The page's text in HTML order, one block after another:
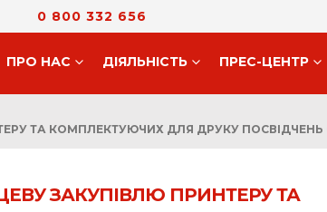
0 800 332 656
ПРО НАС ДIЯЛЬНIСТЬ ПРЕС-ЦЕНТР
ТА КОМПЛЕКТУЮЧИХ ДЛЯ ДРУКУ
ЗАКУПІВЛЮ ПРИНТЕРУ ТА